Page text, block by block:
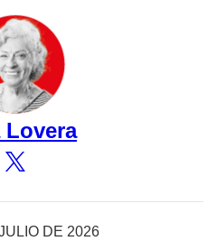
Lovera
DE 2026